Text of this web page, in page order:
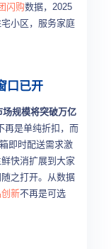
闪购数据，2025
小区，服务家庭
口已开
场规模将突破万亿
再是单纯折扣，而
即时配送需求激
快消扩展到大家
之打开。从数据
新不再是可选